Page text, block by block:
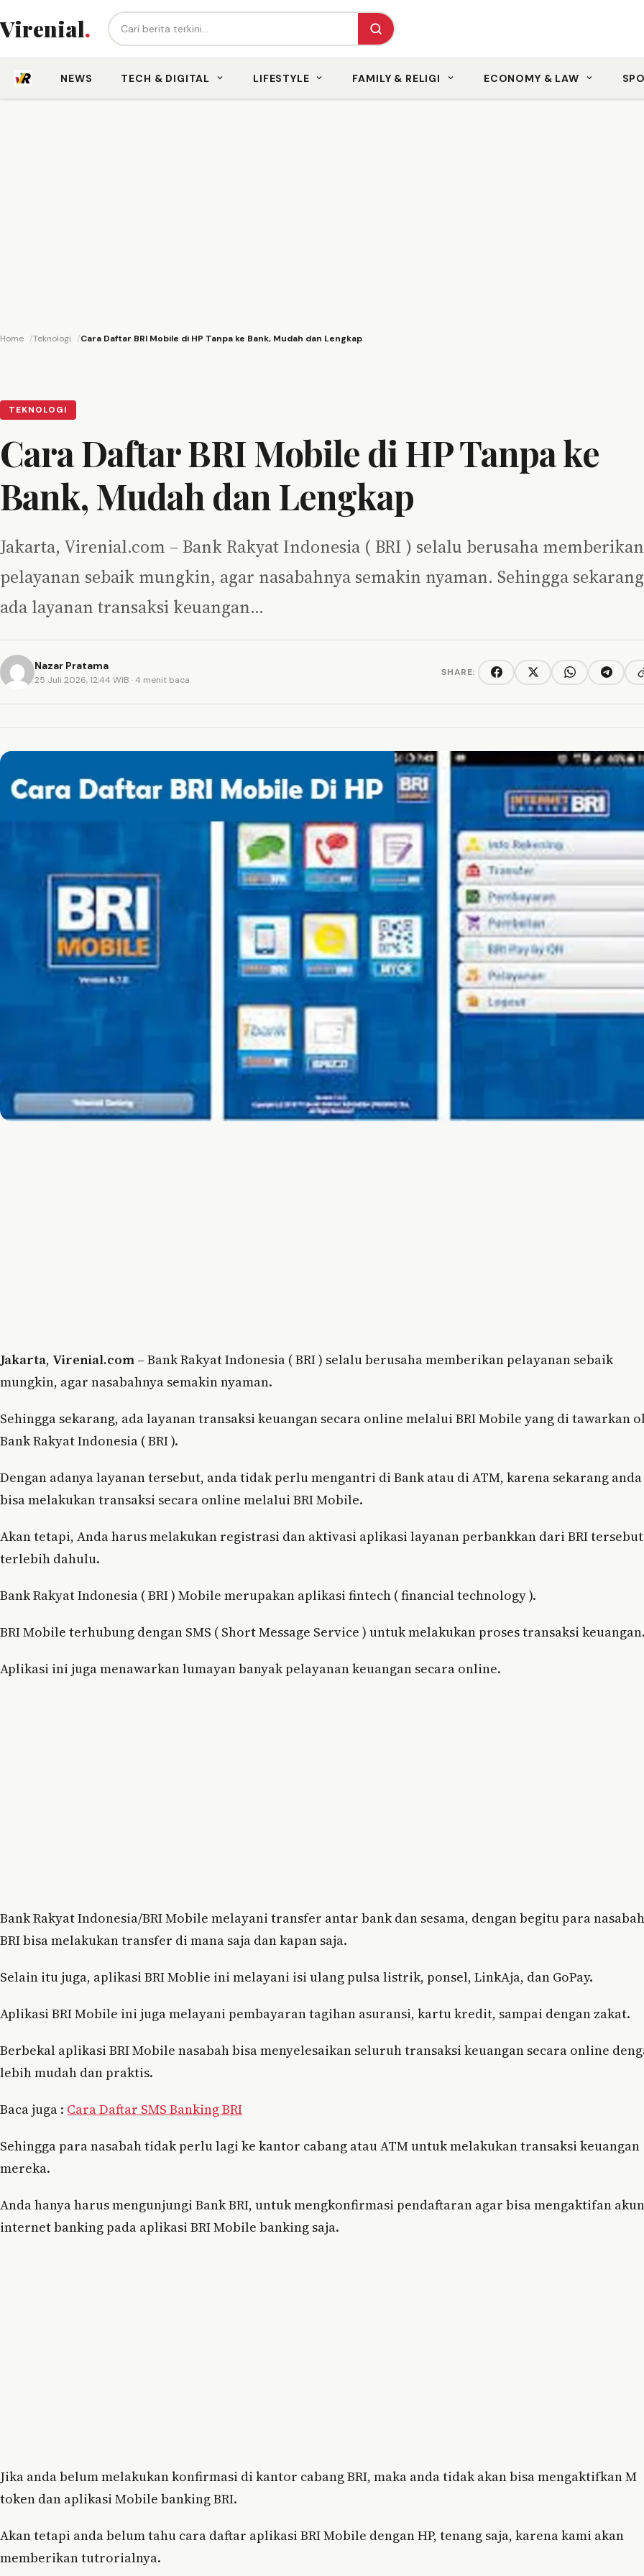
Virenial. Cari berita...
NEWS TECH & DIGITAL LIFESTYLE FAMILY & RELIGI ECONOMY & LAW
Home Teknologi Cara Daftar BRI Mobile di HP Tanpa ke Bank, Mudah dan Lengkap
TEKNOLOGI
Cara Daftar BRI Mobile di HP Tanpa ke
Bank, Mudah dan Lengkap
Jakarta, Virenial.com – Bank Rakyat Indonesia ( BRI ) selalu berusaha memberikan
pelayanan sebaik mungkin, agar nasabahnya semakin nyaman. Sehingga
ada layanan transaksi keuangan…
Nazar Pratama
25 Juli 2026, 12:44 WIB · 4 menit baca
SHARE: FacebookTwitter/XWhatsAppTelegram
Jakarta, Virenial.com – Bank Rakyat Indonesia ( BRI ) selalu berusaha memberikan pelayanan sebaik
mungkin, agar nasabahnya semakin nyaman.
Sehingga sekarang, ada layanan transaksi keuangan secara online melalui BRI Mobile yang di tawarkan
Bank Rakyat Indonesia ( BRI ).
Dengan adanya layanan tersebut, anda tidak perlu mengantri di Bank atau di ATM, karena sekarang anda
bisa melakukan transaksi secara online melalui BRI Mobile.
Akan tetapi, Anda harus melakukan registrasi dan aktivasi aplikasi layanan perbankkan dari BRI
terlebih dahulu.
Bank Rakyat Indonesia ( BRI ) Mobile merupakan aplikasi fintech ( financial technology ).
BRI Mobile terhubung dengan SMS ( Short Message Service ) untuk melakukan proses transaksi
Aplikasi ini juga menawarkan lumayan banyak pelayanan keuangan secara online.
Bank Rakyat Indonesia/BRI Mobile melayani transfer antar bank dan sesama, dengan begitu para nasabah
BRI bisa melakukan transfer di mana saja dan kapan saja.
Selain itu juga, aplikasi BRI Moblie ini melayani isi ulang pulsa listrik, ponsel, LinkAja, dan GoPay.
Aplikasi BRI Mobile ini juga melayani pembayaran tagihan asuransi, kartu kredit, sampai dengan zakat.
Berbekal aplikasi BRI Mobile nasabah bisa menyelesaikan seluruh transaksi keuangan secara online
lebih mudah dan praktis.
Baca juga : Cara Daftar SMS Banking BRI
Sehingga para nasabah tidak perlu lagi ke kantor cabang atau ATM untuk melakukan transaksi keuangan
mereka.
Anda hanya harus mengunjungi Bank BRI, untuk mengkonfirmasi pendaftaran agar bisa mengaktifan akun
internet banking pada aplikasi BRI Mobile banking saja.
Jika anda belum melakukan konfirmasi di kantor cabang BRI, maka anda tidak akan bisa mengaktifkan M
token dan aplikasi Mobile banking BRI.
Akan tetapi anda belum tahu cara daftar aplikasi BRI Mobile dengan HP, tenang saja, karena kami akan
memberikan tutrorialnya.